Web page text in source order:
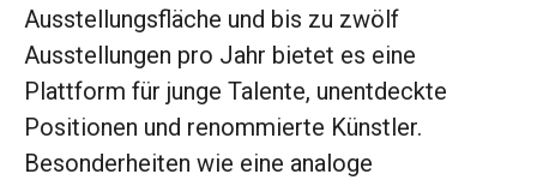
Ausstellungsfläche und bis zu zwölf
Ausstellungen pro Jahr bietet es eine
Plattform für junge Talente, unentdeckte
Positionen und renommierte Künstler.
Besonderheiten wie eine analoge